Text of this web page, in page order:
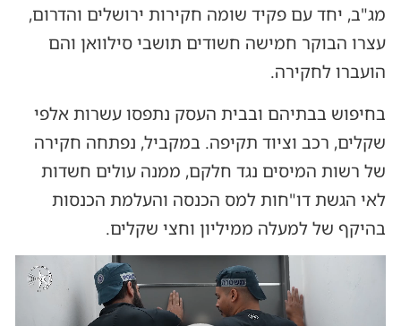
מג"ב, יחד עם פקיד שומה חקירות ירושלים והדרום,
עצרו הבוקר חמישה חשודים תושבי סילוואן והם
הועברו לחקירה.
בחיפוש בבתיהם ובבית העסק נתפסו עשרות אלפי
שקלים, רכב וציוד תקיפה. במקביל, נפתחה חקירה
של רשות המיסים נגד חלקם, ממנה עולים חשדות
לאי הגשת דו"חות למס הכנסה והעלמת הכנסות
בהיקף של למעלה ממיליון וחצי שקלים.